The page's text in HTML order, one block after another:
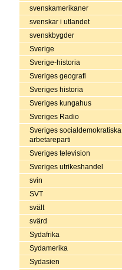
svenskamerikaner
svenskar i utlandet
svenskbygder
Sverige
Sverige-historia
Sveriges geografi
Sveriges historia
Sveriges kungahus
Sveriges Radio
Sveriges socialdemokratiska
arbetareparti
Sveriges television
Sveriges utrikeshandel
svin
SVT
svält
svärd
Sydafrika
Sydamerika
Sydasien